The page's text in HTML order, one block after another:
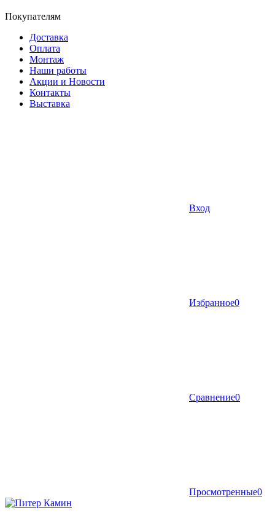
Покупателям
Доставка
Оплата
Монтаж
Наши работы
Акции и Новости
Контакты
Выставка
Вход
Избранное0
Сравнение0
Просмотренные0